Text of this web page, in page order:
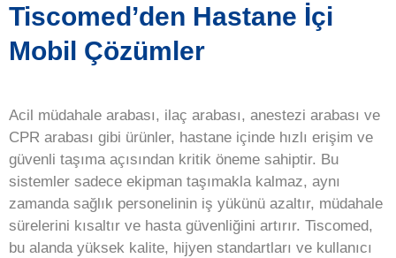
Tiscomed’den Hastane İçi
Mobil Çözümler
Acil müdahale arabası, ilaç arabası, anestezi arabası ve
CPR arabası gibi ürünler, hastane içinde hızlı erişim ve
güvenli taşıma açısından kritik öneme sahiptir. Bu
sistemler sadece ekipman taşımakla kalmaz, aynı
zamanda sağlık personelinin iş yükünü azaltır, müdahale
sürelerini kısaltır ve hasta güvenliğini artırır. Tiscomed,
bu alanda yüksek kalite, hijyen standartları ve kullanıcı